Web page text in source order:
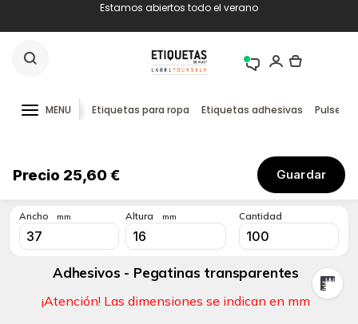
Estamos abiertos todo el verano
MENU Etiquetas para ropa Etiquetas adhesivas